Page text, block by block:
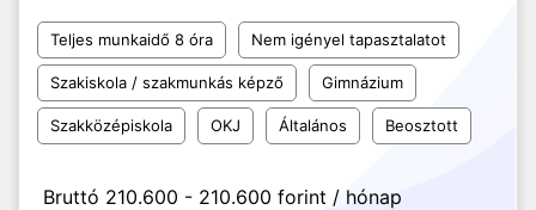
Teljes munkaidő 8 óra Nem igényel tapasztalatot
Szakiskola / szakmunkás képző Gimnázium
Szakközépiskola OKJ Általános Beosztott
Bruttó 210.600 - 210.600 forint / hónap